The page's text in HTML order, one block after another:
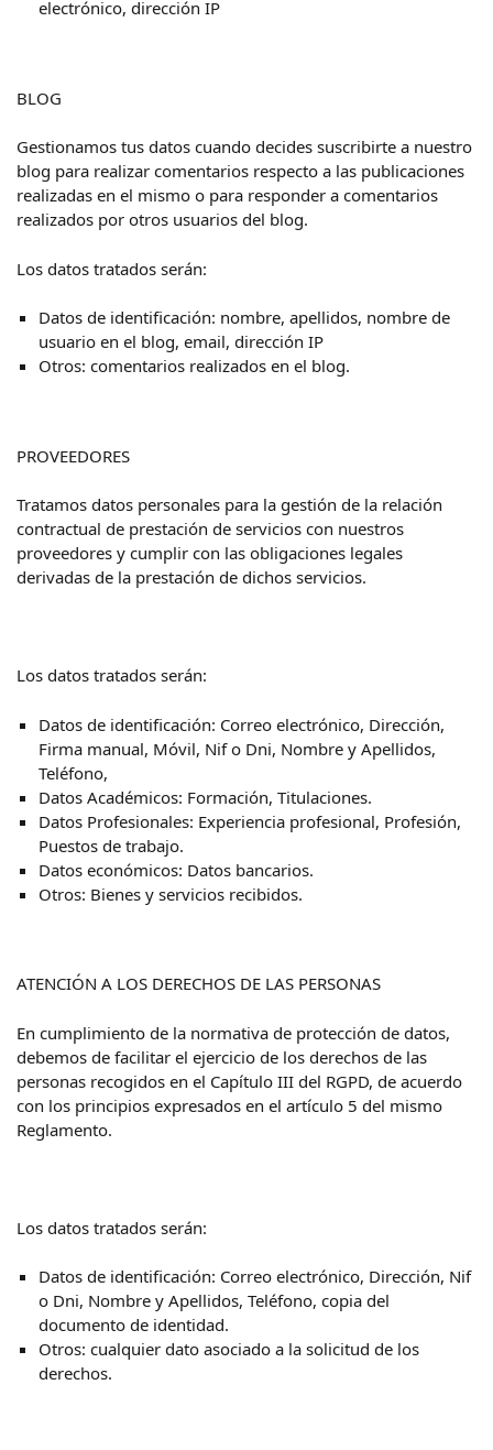
electrónico, dirección IP
BLOG
Gestionamos tus datos cuando decides suscribirte a nuestro
blog para realizar comentarios respecto a las publicaciones
realizadas en el mismo o para responder a comentarios
realizados por otros usuarios del blog.
Los datos tratados serán:
Datos de identificación: nombre, apellidos, nombre de
usuario en el blog, email, dirección IP
Otros: comentarios realizados en el blog.
PROVEEDORES
Tratamos datos personales para la gestión de la relación
contractual de prestación de servicios con nuestros
proveedores y cumplir con las obligaciones legales
derivadas de la prestación de dichos servicios.
Los datos tratados serán:
Datos de identificación: Correo electrónico, Dirección,
Firma manual, Móvil, Nif o Dni, Nombre y Apellidos,
Teléfono,
Datos Académicos: Formación, Titulaciones.
Datos Profesionales: Experiencia profesional, Profesión,
Puestos de trabajo.
Datos económicos: Datos bancarios.
Otros: Bienes y servicios recibidos.
ATENCIÓN A LOS DERECHOS DE LAS PERSONAS
En cumplimiento de la normativa de protección de datos,
debemos de facilitar el ejercicio de los derechos de las
personas recogidos en el Capítulo III del RGPD, de acuerdo
con los principios expresados en el artículo 5 del mismo
Reglamento.
Los datos tratados serán:
Datos de identificación: Correo electrónico, Dirección, Nif
o Dni, Nombre y Apellidos, Teléfono, copia del
documento de identidad.
Otros: cualquier dato asociado a la solicitud de los
derechos.